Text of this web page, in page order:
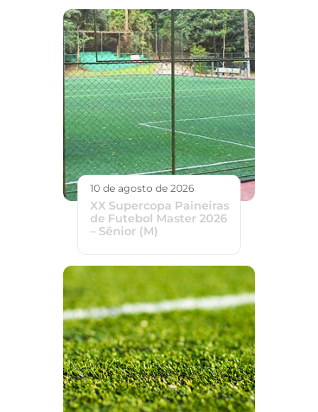
10 de agosto de 2026
XX Supercopa Paineiras
de Futebol Master 2026
– Sênior (M)